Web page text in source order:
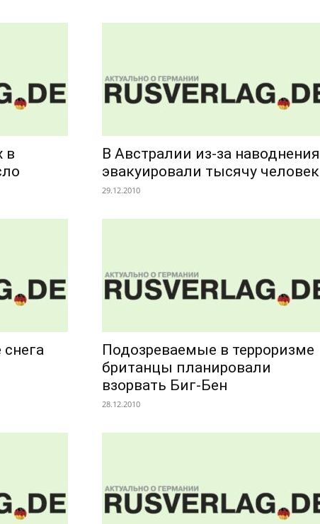
в
В Австралии из-за наводнения
эвакуировали тысячу человек
29.12.2010
Подозреваемые в терроризме
британцы планировали
взорвать Биг-Бен
28.12.2010